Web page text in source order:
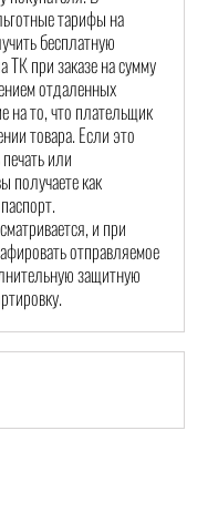
тарифы на
бесплатную
ТК при заказе на сумму
отдаленных
на то, что плательщик
товара. Если это
или
получаете как
и при
отправляемое
защитную